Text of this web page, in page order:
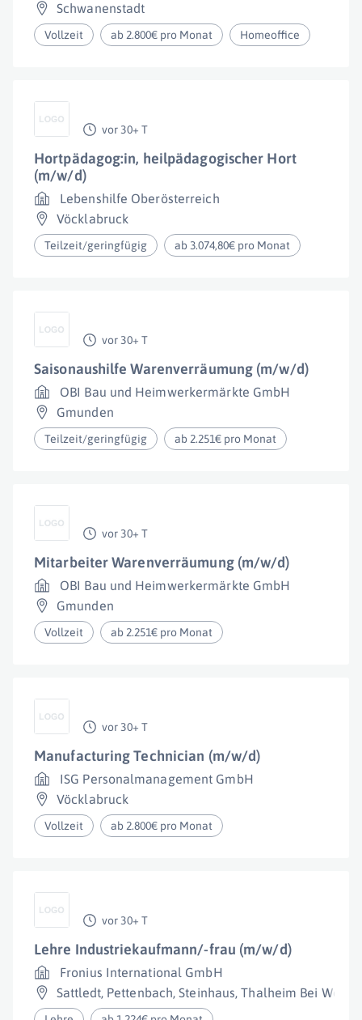
Schwanenstadt
Vollzeit ab 2.800€ pro Monat Homeoffice
vor 30+ T
Hortpädagog:in, heilpädagogischer Hort
(m/w/d)
Lebenshilfe Oberösterreich
Vöcklabruck
Teilzeit/geringfügig ab 3.074,80€ pro Monat
vor 30+ T
Saisonaushilfe Warenverräumung (m/w/d)
OBI Bau und Heimwerkermärkte GmbH
Gmunden
Teilzeit/geringfügig ab 2.251€ pro Monat
vor 30+ T
Mitarbeiter Warenverräumung (m/w/d)
OBI Bau und Heimwerkermärkte GmbH
Gmunden
Vollzeit ab 2.251€ pro Monat
vor 30+ T
Manufacturing Technician (m/w/d)
ISG Personalmanagement GmbH
Vöcklabruck
Vollzeit ab 2.800€ pro Monat
vor 30+ T
Lehre Industriekaufmann/-frau (m/w/d)
Fronius International GmbH
Sattledt, Pettenbach,Steinhaus,Thalheim Bei Wels